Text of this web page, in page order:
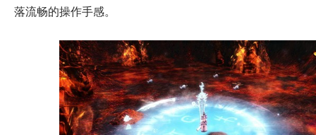
落流畅的操作手感。